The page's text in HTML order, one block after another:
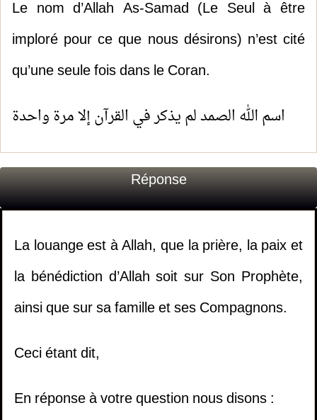
Le nom d’Allah As-Samad (Le Seul à être
imploré pour ce que nous désirons) n’est cité
qu’une seule fois dans le Coran.
اسم الله الصمد لم يذكر في القرآن إلا مرة واحدة
Réponse
La louange est à Allah, que la prière, la paix et
la bénédiction d’Allah soit sur Son Prophète,
ainsi que sur sa famille et ses Compagnons.
Ceci étant dit,
En réponse à votre question nous disons :